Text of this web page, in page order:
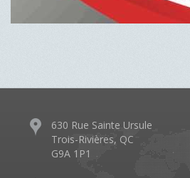
630 Rue Sainte Ursule
Trois-Rivières, QC
G9A 1P1